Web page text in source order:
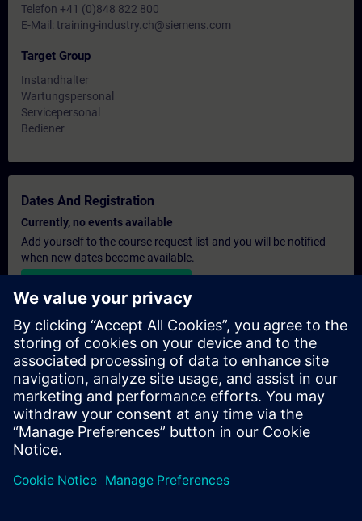
Telefon +41 (0)848 822 800
E-Mail: training-industry.ch@siemens.com
Target Group
Instandhalter
Wartungspersonal
Servicepersonal
Bediener
Dates And Registration
Currently, no events available
Add yourself to the course request list and you will be notified
when new dates become available.
Personalised Quotation
If you require a standard list price quotation for this training, for
example for your purchasing department, then please click the
link below. You first need to provide some personal details and
after this a quotation will be emailed to you.
Provide Quotation